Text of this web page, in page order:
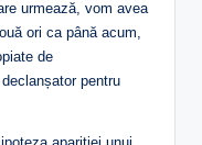
urmează, vom avea
ori ca până acum,
de
pentru